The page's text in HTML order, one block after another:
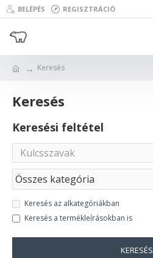
BELÉPÉS REGISZTRÁCIÓ
Keresés
Keresés
Keresési feltétel
Keresés az alkategóriákban
Keresés a termékleírásokban is
KERESÉS